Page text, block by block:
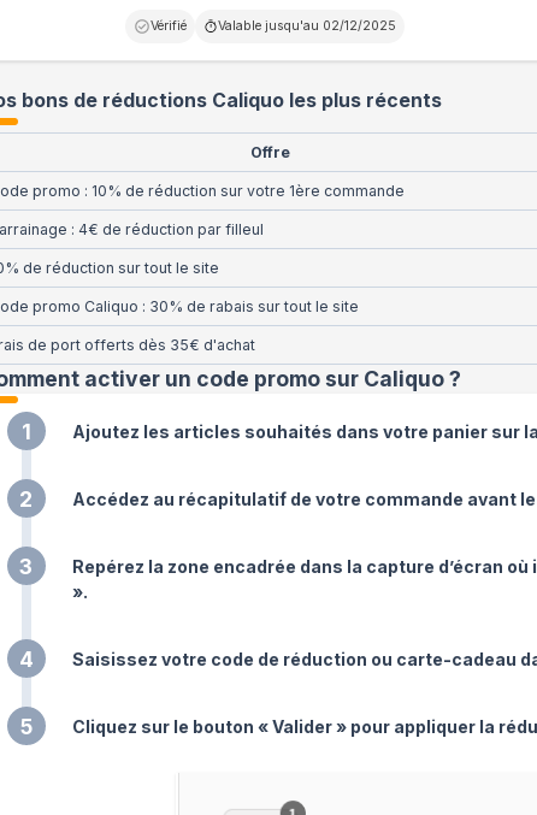
Vérifié Valable jusqu'au 02/12/2025
bons de réductions Caliquo les plus récents
Offre
promo : 10% de réduction sur votre 1ère commande
: 4€ de réduction par filleul
de réduction sur tout le site
promo Caliquo : 30% de rabais sur tout le site
de port offerts dès 35€ d'achat
activer un code promo sur Caliquo?
1 Ajoutez les articles souhaités dans votre panier sur
2 Accédez au récapitulatif de votre commande avant
3
Repérez la zone encadrée dans la capture d’écran
».
4 Saisissez votre code de réduction ou carte-cadeau
5 Cliquez sur le bouton « Valider » pour appliquer la